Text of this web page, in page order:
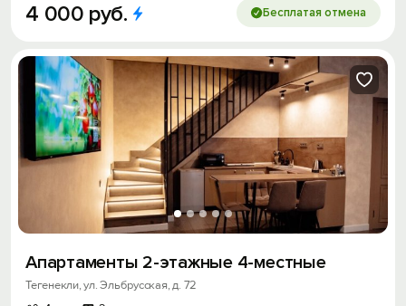
4 000 руб. Бесплатая отмена
Апартаменты 2-этажные 4-местные
Тегенекли, ул. Эльбрусская, д. 72